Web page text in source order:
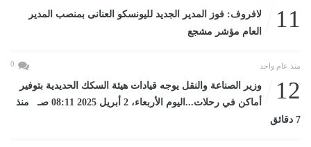
11
لافروف: فوز المدير الجديد لليونسكو العنانى بمنصب المدير
العام مؤشر مشجع
منذ عام واحد 0
12
وزير الصناعة والنقل يوجه قيادات هيئة السكك الحديدية بتوفير
أماكن في رحلات...اليوم الأربعاء، 2 أبريل 2025 08:11 صـ منذ
7 دقائق